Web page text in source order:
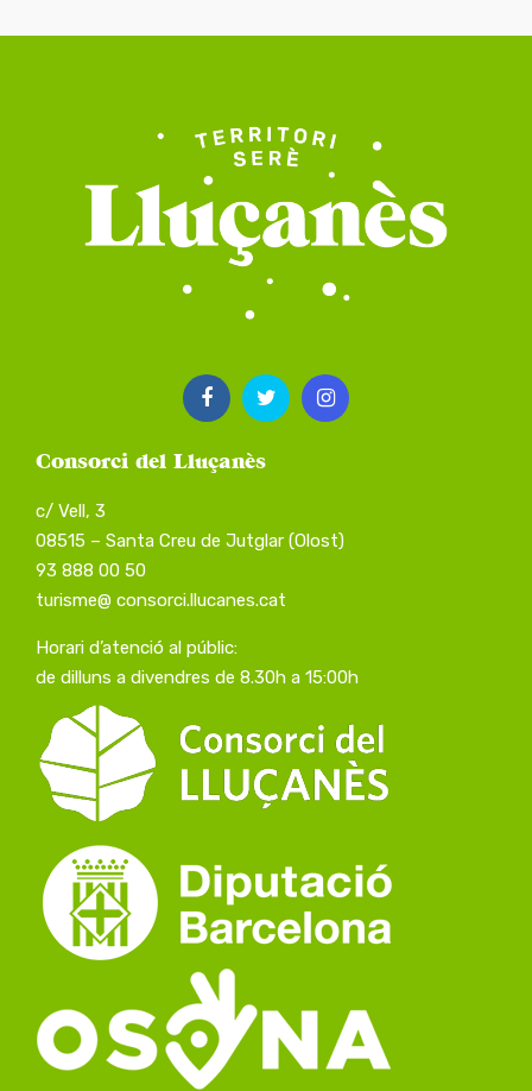
Consorci del Lluçanès
c/ Vell, 3
08515 – Santa Creu de Jutglar (Olost)
93 888 00 50
turisme@ consorci.llucanes.cat
Horari d’atenció al públic:
de dilluns a divendres de 8.30h a 15:00h